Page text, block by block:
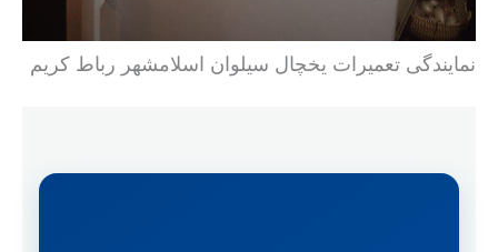
نمایندگی تعمیرات یخچال سیلوان اسلامشهر رباط کریم